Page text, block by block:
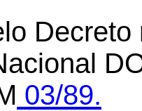
Decreto
03/89.